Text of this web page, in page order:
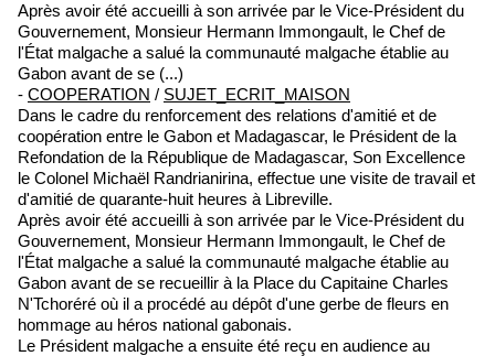
Après avoir été accueilli à son arrivée par le Vice-Président du
Gouvernement, Monsieur Hermann Immongault, le Chef de
l'État malgache a salué la communauté malgache établie au
Gabon avant de se (...)
- COOPERATION / SUJET_ECRIT_MAISON
Dans le cadre du renforcement des relations d'amitié et de
coopération entre le Gabon et Madagascar, le Président de la
Refondation de la République de Madagascar, Son Excellence
le Colonel Michaël Randrianirina, effectue une visite de travail et
d'amitié de quarante-huit heures à Libreville.
Après avoir été accueilli à son arrivée par le Vice-Président du
Gouvernement, Monsieur Hermann Immongault, le Chef de
l'État malgache a salué la communauté malgache établie au
Gabon avant de se recueillir à la Place du Capitaine Charles
N'Tchoréré où il a procédé au dépôt d'une gerbe de fleurs en
hommage au héros national gabonais.
Le Président malgache a ensuite été reçu en audience au